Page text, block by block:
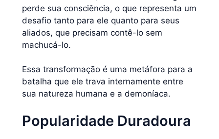
perde sua consciência, o que representa um
desafio tanto para ele quanto para seus
aliados, que precisam contê-lo sem
machucá-lo.
Essa transformação é uma metáfora para a
batalha que ele trava internamente entre
sua natureza humana e a demoníaca.
Popularidade Duradoura